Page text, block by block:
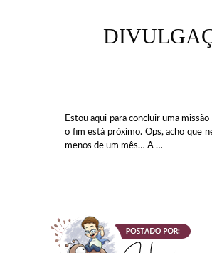
Estou aqui para concluir uma
o fim está próximo. Ops, acho que
menos de um mês… A …